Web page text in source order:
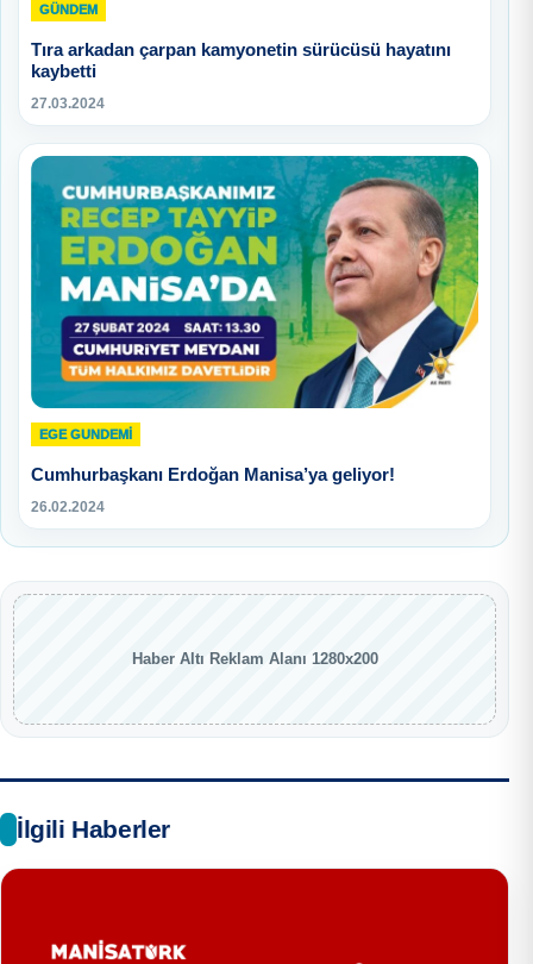
GÜNDEM
Tıra arkadan çarpan kamyonetin sürücüsü hayatını
kaybetti
27.03.2024
EGE GUNDEMİ
Cumhurbaşkanı Erdoğan Manisa’ya geliyor!
26.02.2024
Haber Altı Reklam Alanı 1280x200
İlgili Haberler